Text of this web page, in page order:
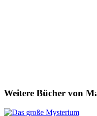
Weitere Bücher von